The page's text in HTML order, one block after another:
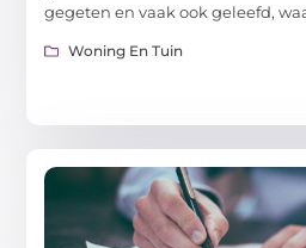
gegeten en vaak ook geleefd,
Woning En Tuin